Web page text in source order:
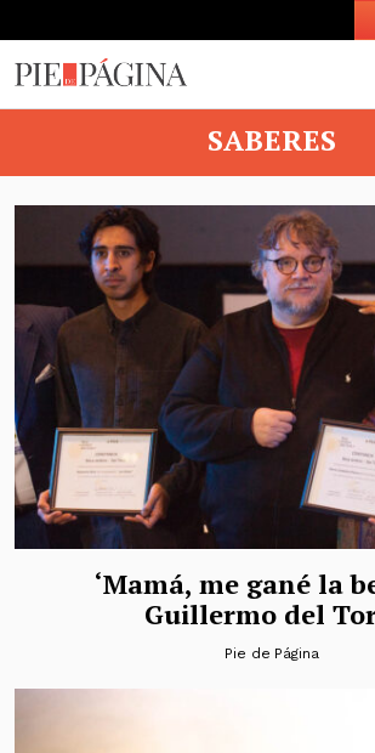
SABERES
‘Mamá, me gané la
Guillermo del
Pie de Página